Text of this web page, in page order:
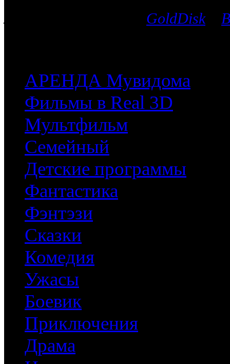
GoldDiskи
АРЕНДА Мувидома
Фильмы в Real 3D
Мультфильм
Семейный
Детские программы
Фантастика
Фэнтэзи
Сказки
Комедия
Ужасы
Боевик
Приключения
Драма